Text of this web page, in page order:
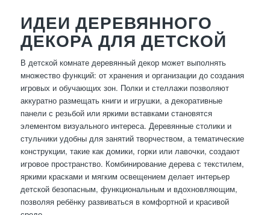
ИДЕИ ДЕРЕВЯННОГО
ДЕКОРА ДЛЯ ДЕТСКОЙ
В детской комнате деревянный декор может выполнять
множество функций: от хранения и организации до создания
игровых и обучающих зон. Полки и стеллажи позволяют
аккуратно размещать книги и игрушки, а декоративные
панели с резьбой или яркими вставками становятся
элементом визуального интереса. Деревянные столики и
стульчики удобны для занятий творчеством, а тематические
конструкции, такие как домики, горки или лавочки, создают
игровое пространство. Комбинирование дерева с текстилем,
яркими красками и мягким освещением делает интерьер
детской безопасным, функциональным и вдохновляющим,
позволяя ребёнку развиваться в комфортной и красивой